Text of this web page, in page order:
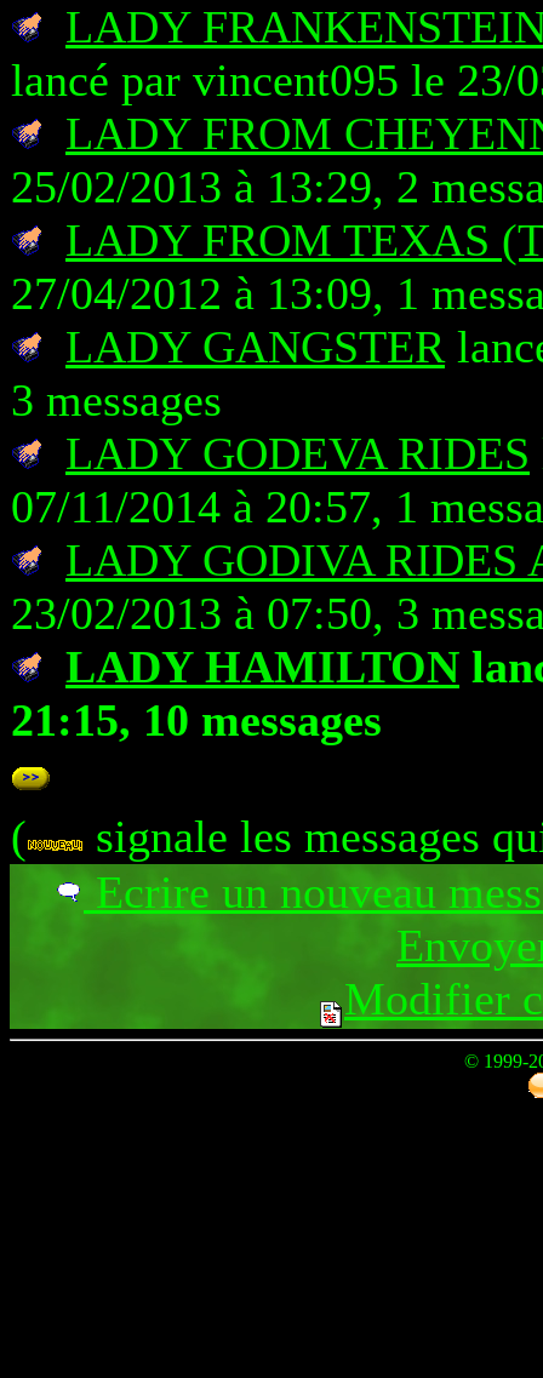
LADY
lancé par vincent095 le 23/
LADY FROM
25/02/2013 à 13:29, 2
LADY FROM TEXAS
27/04/2012 à 13:09, 1
LADY GANGSTER
3 messages
LADY GODEVA RIDES
07/11/2014 à 20:57, 1
LADY GODIVA RIDES
23/02/2013 à 07:50, 3
LADY HAMILTON
21:15, 10 messages
(
signale les messages
Ecrire un nouveau
Modifier
© 1999-